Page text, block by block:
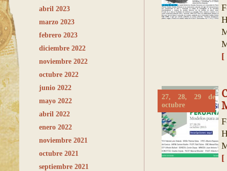
abril 2023
marzo 2023
febrero 2023
diciembre 2022
noviembre 2022
octubre 2022
junio 2022
mayo 2022
abril 2022
enero 2022
noviembre 2021
octubre 2021
septiembre 2021
[
27, 28, 29 de
octubre
[